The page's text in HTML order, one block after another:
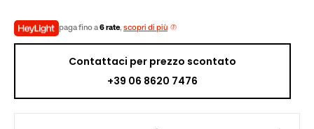
paga fino a6 rate, scopri di più
Contattaci per prezzo scontato
+39 06 8620 7476